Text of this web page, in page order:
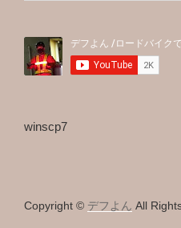
winscp7
Copyright © デフよん All